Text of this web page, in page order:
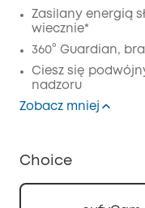
Zasilany energią
wiecznie*
360° Guardian,
Ciesz się
nadzoru
Zobacz mniej
Choice